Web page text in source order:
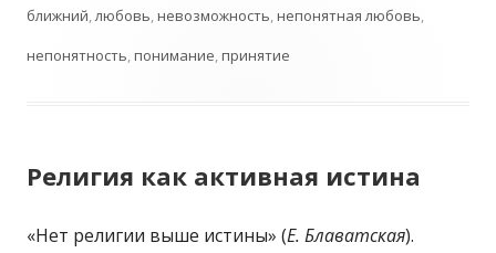
ближний,любовь,невозможность,непонятная любовь,
непонятность,понимание,принятие
Религия как активная истина
«Нет религии выше истины» (Е. Блаватская).